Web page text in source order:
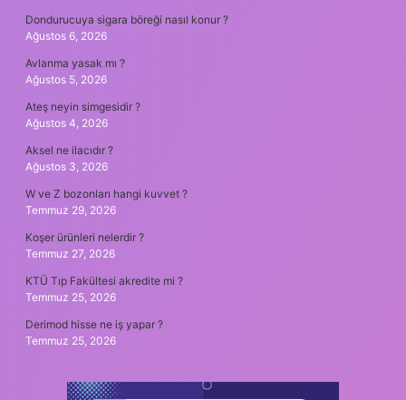
Dondurucuya sigara böreği nasıl konur ?
Ağustos 6, 2026
Avlanma yasak mı ?
Ağustos 5, 2026
Ateş neyin simgesidir ?
Ağustos 4, 2026
Aksel ne ilacıdır ?
Ağustos 3, 2026
W ve Z bozonları hangi kuvvet ?
Temmuz 29, 2026
Koşer ürünleri nelerdir ?
Temmuz 27, 2026
KTÜ Tıp Fakültesi akredite mi ?
Temmuz 25, 2026
Derimod hisse ne iş yapar ?
Temmuz 25, 2026